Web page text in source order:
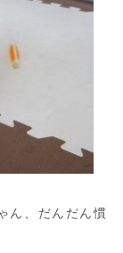
ん、だんだん慣